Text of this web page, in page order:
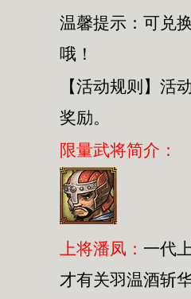
温馨提示：可兑
哦！
【活动规则】活
奖励。
限量武将简介：
上将潘凤： 一代
才有关羽温酒斩